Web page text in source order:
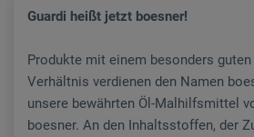
Guardi heißt jetzt boesner!
Produkte mit einem besonders
Verhältnis verdienen den Namen
unsere bewährten Öl-Malhilfsmittel
boesner. An den Inhaltsstoffen, der